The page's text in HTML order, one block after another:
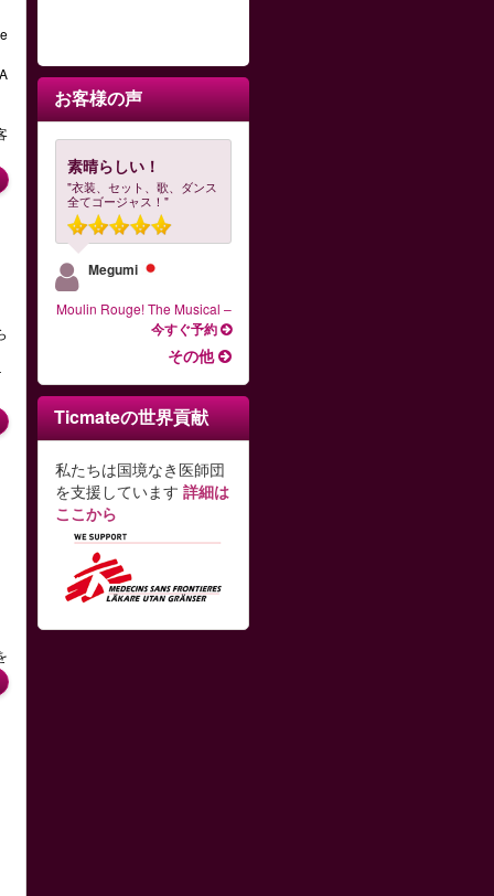
お客様の声
素晴らしい！
"衣装、セット、歌、ダンス
全てゴージャス！"
Megumi
Moulin Rouge! The Musical –
今すぐ予約
その他
Ticmateの世界貢献
私たちは国境なき医師団
を支援しています 詳細は
ここから